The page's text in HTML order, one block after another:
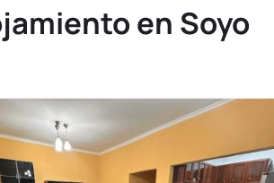
en Soyo